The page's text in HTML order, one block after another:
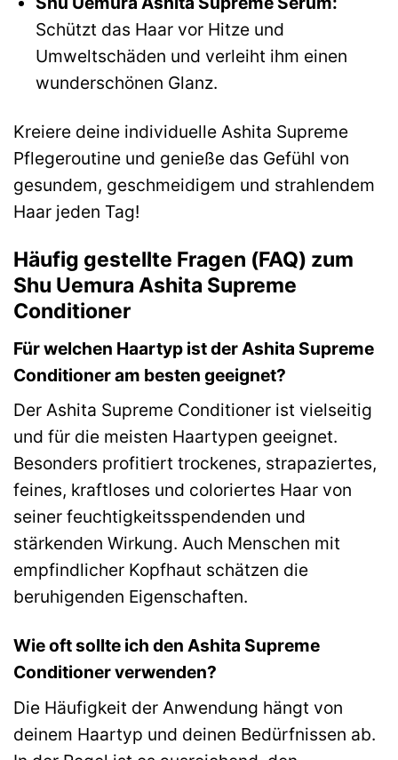
Schützt das Haar vor Hitze und
Umweltschäden und verleiht ihm einen
wunderschönen Glanz.
Kreiere deine individuelle Ashita Supreme
Pflegeroutine und genieße das Gefühl von
gesundem, geschmeidigem und strahlendem
Haar jeden Tag!
Häufig gestellte Fragen (FAQ) zum
Shu Uemura Ashita Supreme
Conditioner
Für welchen Haartyp ist der Ashita Supreme
Conditioner am besten geeignet?
Der Ashita Supreme Conditioner ist vielseitig
und für die meisten Haartypen geeignet.
Besonders profitiert trockenes, strapaziertes,
feines, kraftloses und coloriertes Haar von
seiner feuchtigkeitsspendenden und
stärkenden Wirkung. Auch Menschen mit
empfindlicher Kopfhaut schätzen die
beruhigenden Eigenschaften.
Wie oft sollte ich den Ashita Supreme
Conditioner verwenden?
Die Häufigkeit der Anwendung hängt von
deinem Haartyp und deinen Bedürfnissen ab.